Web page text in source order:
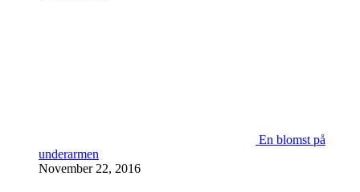
En blomst på
underarmen
November 22, 2016